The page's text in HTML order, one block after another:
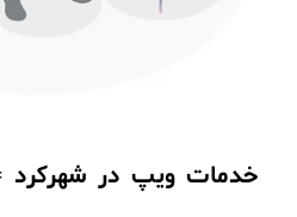
خدمات ویپ در شهرکرد